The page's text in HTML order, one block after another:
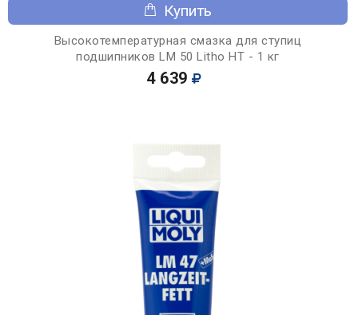
Купить
Высокотемпературная смазка для ступиц
подшипников LM 50 Litho HT - 1 кг
4 639